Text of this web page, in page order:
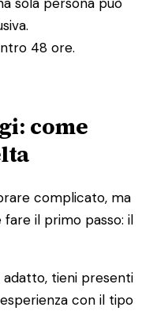
48 ore.
come
complicato, ma
il primo passo: il
adatto, tieni presenti
con il tipo